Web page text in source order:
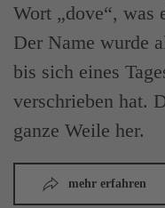
Wort „dove“, was
Der Name wurde
bis sich eines
verschrieben hat.
ganze Weile her.
mehr erfahren